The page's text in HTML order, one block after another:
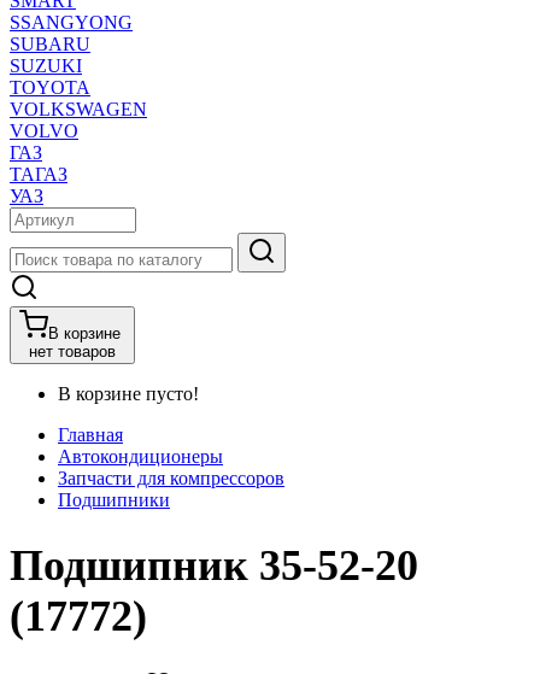
SSANGYONG
SUBARU
SUZUKI
TOYOTA
VOLKSWAGEN
VOLVO
ГАЗ
ТАГАЗ
УАЗ
В корзине
нет товаров
В корзине пусто!
Главная
Автокондиционеры
Запчасти для компрессоров
Подшипники
Подшипник 35-52-20
(17772)